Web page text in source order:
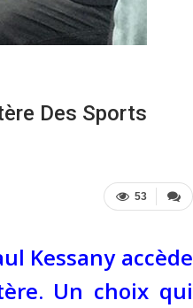
Des Sports
53
Kessany accède
Un choix qui